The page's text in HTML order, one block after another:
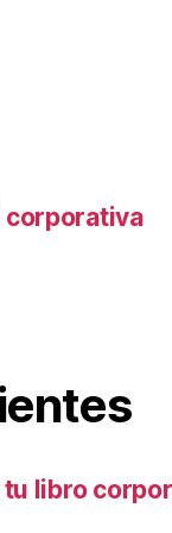
corporativa
libro